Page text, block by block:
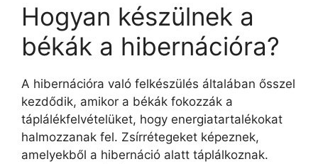
Hogyan készülnek a
békák a hibernációra?
A hibernációra való felkészülés általában ősszel
kezdődik, amikor a békák fokozzák a
táplálékfelvételüket, hogy energiatartalékokat
halmozzanak fel. Zsírrétegeket képeznek,
amelyekből a hibernáció alatt táplálkoznak.